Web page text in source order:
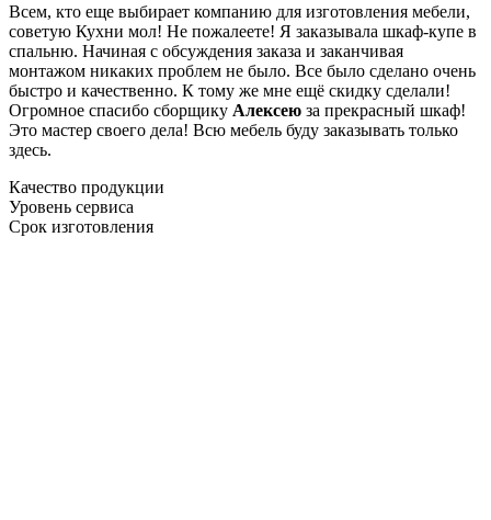
Всем, кто еще выбирает компанию для изготовления мебели,
советую Кухни мол! Не пожалеете! Я заказывала шкаф-купе в
спальню. Начиная с обсуждения заказа и заканчивая
монтажом никаких проблем не было. Все было сделано очень
быстро и качественно. К тому же мне ещё скидку сделали!
Огромное спасибо сборщику Алексею за прекрасный шкаф!
Это мастер своего дела! Всю мебель буду заказывать только
здесь.
Качество продукции
Уровень сервиса
Срок изготовления